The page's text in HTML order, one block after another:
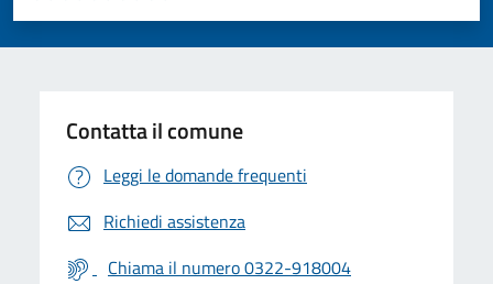
Valuta 5 stelle su 5
Valuta 4 stelle su 5
Valuta 3 stelle su 5
Valuta 2 stelle su 5
Valuta 1 stelle su 5
Contatta il comune
Leggi le domande frequenti
Richiedi assistenza
Chiama il numero 0322-918004